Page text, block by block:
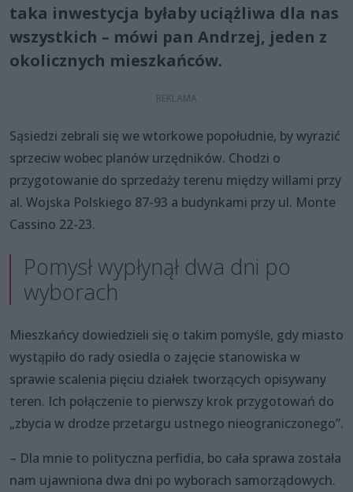
taka inwestycja byłaby uciążliwa dla nas
wszystkich – mówi pan Andrzej, jeden z
okolicznych mieszkańców.
Sąsiedzi zebrali się we wtorkowe popołudnie, by wyrazić
sprzeciw wobec planów urzędników. Chodzi o
przygotowanie do sprzedaży terenu między willami przy
al. Wojska Polskiego 87-93 a budynkami przy ul. Monte
Cassino 22-23.
Pomysł wypłynął dwa dni po
wyborach
Mieszkańcy dowiedzieli się o takim pomyśle, gdy miasto
wystąpiło do rady osiedla o zajęcie stanowiska w
sprawie scalenia pięciu działek tworzących opisywany
teren. Ich połączenie to pierwszy krok przygotowań do
„zbycia w drodze przetargu ustnego nieograniczonego”.
– Dla mnie to polityczna perfidia, bo cała sprawa została
nam ujawniona dwa dni po wyborach samorządowych.